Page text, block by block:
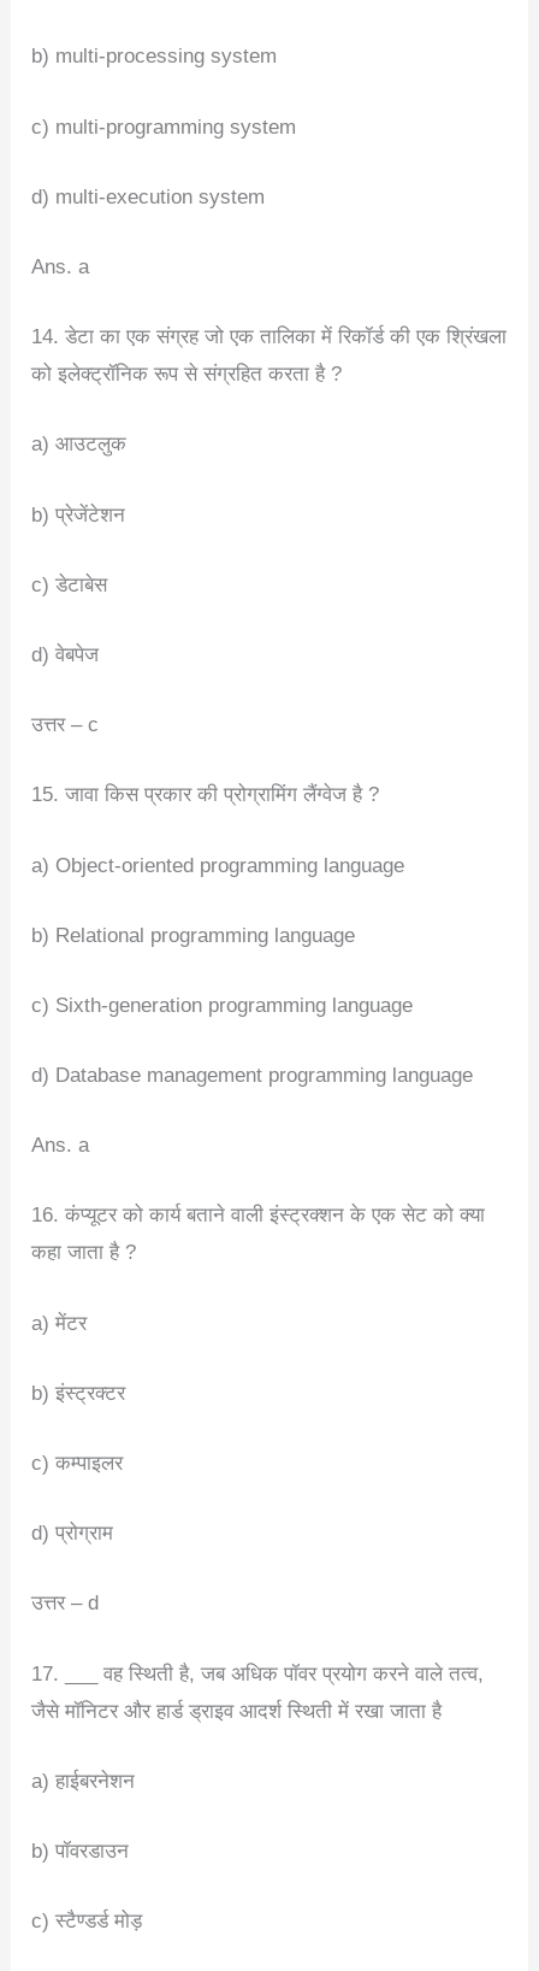
b) multi-processing system
c) multi-programming system
d) multi-execution system
Ans. a
14. डेटा का एक संग्रह जो एक तालिका में रिकॉर्ड की एक श्रिंखला
को इलेक्ट्रॉनिक रूप से संग्रहित करता है ?
a) आउटलुक
b) प्रेजेंटेशन
c) डेटाबेस
d) वेबपेज
उत्तर – c
15. जावा किस प्रकार की प्रोग्रामिंग लैंग्वेज है ?
a) Object-oriented programming language
b) Relational programming language
c) Sixth-generation programming language
d) Database management programming language
Ans. a
16. कंप्यूटर को कार्य बताने वाली इंस्ट्रक्शन के एक सेट को क्या
कहा जाता है ?
a) मेंटर
b) इंस्ट्रक्टर
c) कम्पाइलर
d) प्रोग्राम
उत्तर – d
17. ___ वह स्थिती है, जब अधिक पॉवर प्रयोग करने वाले तत्व,
जैसे मॉनिटर और हार्ड ड्राइव आदर्श स्थिती में रखा जाता है
a) हाईबरनेशन
b) पॉवरडाउन
c) स्टैण्डर्ड मोड़